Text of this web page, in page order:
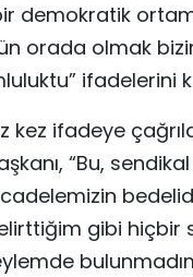
demokratik
orada olmak
ifadelerini
kez ifadeye
“Bu,
gibi hiçbir